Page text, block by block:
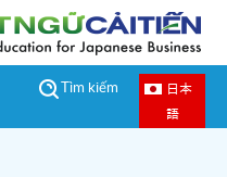
日本
語
Tìm kiếm